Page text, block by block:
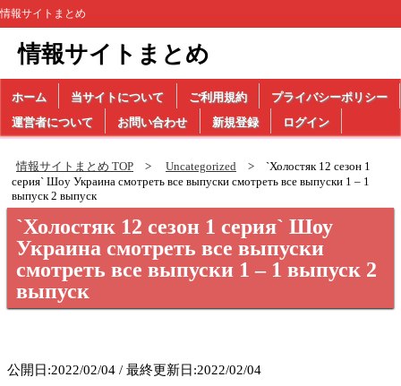
情報サイトまとめ
情報サイトまとめ
ホーム 当サイトについて ご利用規約
プライバシーポリシー
運営者について
お問い合わせ 新規登録 ログイン
情報サイトまとめ TOP Uncategorized
`Холостяк 12 сезон 1
серия` Шоу Украина смотреть все выпуски смотреть все выпуски 1 – 1
выпуск 2 выпуск
`Холостяк 12 сезон 1 серия` Шоу
Украина смотреть все выпуски
смотреть все выпуски 1 – 1 выпуск 2
выпуск
公開日:2022/02/04 / 最終更新日:2022/02/04